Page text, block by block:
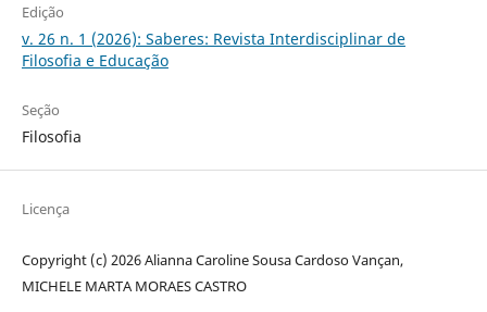
Edição
v. 26 n. 1 (2026): Saberes: Revista Interdisciplinar de
Filosofia e Educação
Seção
Filosofia
Licença
Copyright (c) 2026 Alianna Caroline Sousa Cardoso Vançan,
MICHELE MARTA MORAES CASTRO